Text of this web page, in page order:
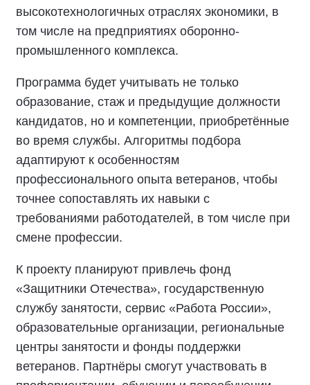
высокотехнологичных отраслях экономики, в
том числе на предприятиях оборонно-
промышленного комплекса.
Программа будет учитывать не только
образование, стаж и предыдущие должности
кандидатов, но и компетенции, приобретённые
во время службы. Алгоритмы подбора
адаптируют к особенностям
профессионального опыта ветеранов, чтобы
точнее сопоставлять их навыки с
требованиями работодателей, в том числе при
смене профессии.
К проекту планируют привлечь фонд
«Защитники Отечества», государственную
службу занятости, сервис «Работа России»,
образовательные организации, региональные
центры занятости и фонды поддержки
ветеранов. Партнёры смогут участвовать в